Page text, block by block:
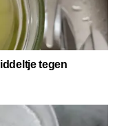
tegen